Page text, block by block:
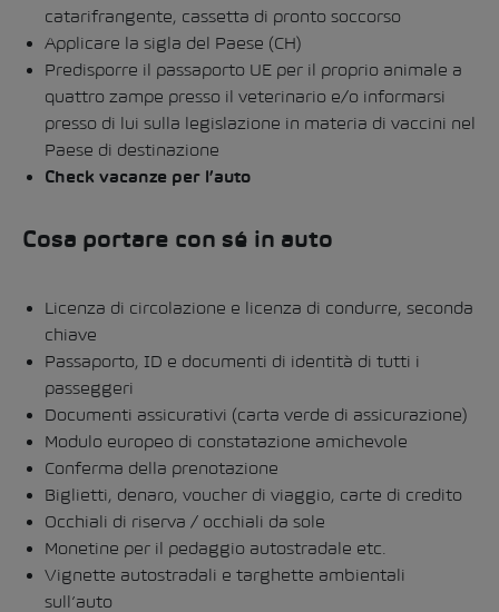
catarifrangente, cassetta di pronto soccorso
Applicare la sigla del Paese (CH)
Predisporre il passaporto UE per il proprio animale a
quattro zampe presso il veterinario e/o informarsi
presso di lui sulla legislazione in materia di vaccini nel
Paese di destinazione
Check vacanze per l’auto
Cosa portare con sé in auto
Licenza di circolazione e licenza di condurre, seconda
chiave
Passaporto, ID e documenti di identità di tutti i
passeggeri
Documenti assicurativi (carta verde di assicurazione)
Modulo europeo di constatazione amichevole
Conferma della prenotazione
Biglietti, denaro, voucher di viaggio, carte di credito
Occhiali di riserva / occhiali da sole
Monetine per il pedaggio autostradale etc.
Vignette autostradali e targhette ambientali
sull’auto